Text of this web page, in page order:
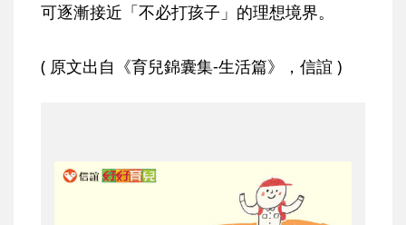
可逐漸接近「不必打孩子」的理想境界。
( 原文出自《育兒錦囊集-生活篇》，信誼 )